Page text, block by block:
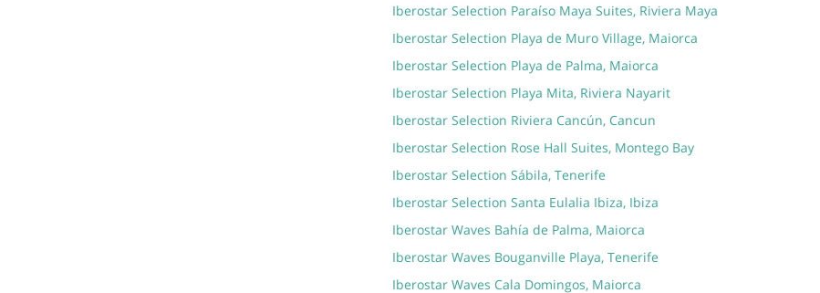
Iberostar Selection Paraíso Maya Suites, Riviera Maya
Iberostar Selection Playa de Muro Village, Maiorca
Iberostar Selection Playa de Palma, Maiorca
Iberostar Selection Playa Mita, Riviera Nayarit
Iberostar Selection Riviera Cancún, Cancun
Iberostar Selection Rose Hall Suites, Montego Bay
Iberostar Selection Sábila, Tenerife
Iberostar Selection Santa Eulalia Ibiza, Ibiza
Iberostar Waves Bahía de Palma, Maiorca
Iberostar Waves Bouganville Playa, Tenerife
Iberostar Waves Cala Domingos, Maiorca